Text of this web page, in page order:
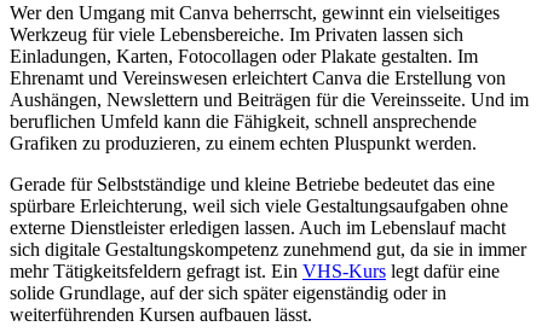
Wer den Umgang mit Canva beherrscht, gewinnt ein vielseitiges
Werkzeug für viele Lebensbereiche. Im Privaten lassen sich
Einladungen, Karten, Fotocollagen oder Plakate gestalten. Im
Ehrenamt und Vereinswesen erleichtert Canva die Erstellung von
Aushängen, Newslettern und Beiträgen für die Vereinsseite. Und im
beruflichen Umfeld kann die Fähigkeit, schnell ansprechende
Grafiken zu produzieren, zu einem echten Pluspunkt werden.
Gerade für Selbstständige und kleine Betriebe bedeutet das eine
spürbare Erleichterung, weil sich viele Gestaltungsaufgaben ohne
externe Dienstleister erledigen lassen. Auch im Lebenslauf macht
sich digitale Gestaltungskompetenz zunehmend gut, da sie in immer
mehr Tätigkeitsfeldern gefragt ist. Ein VHS-Kurs legt dafür eine
solide Grundlage, auf der sich später eigenständig oder in
weiterführenden Kursen aufbauen lässt.